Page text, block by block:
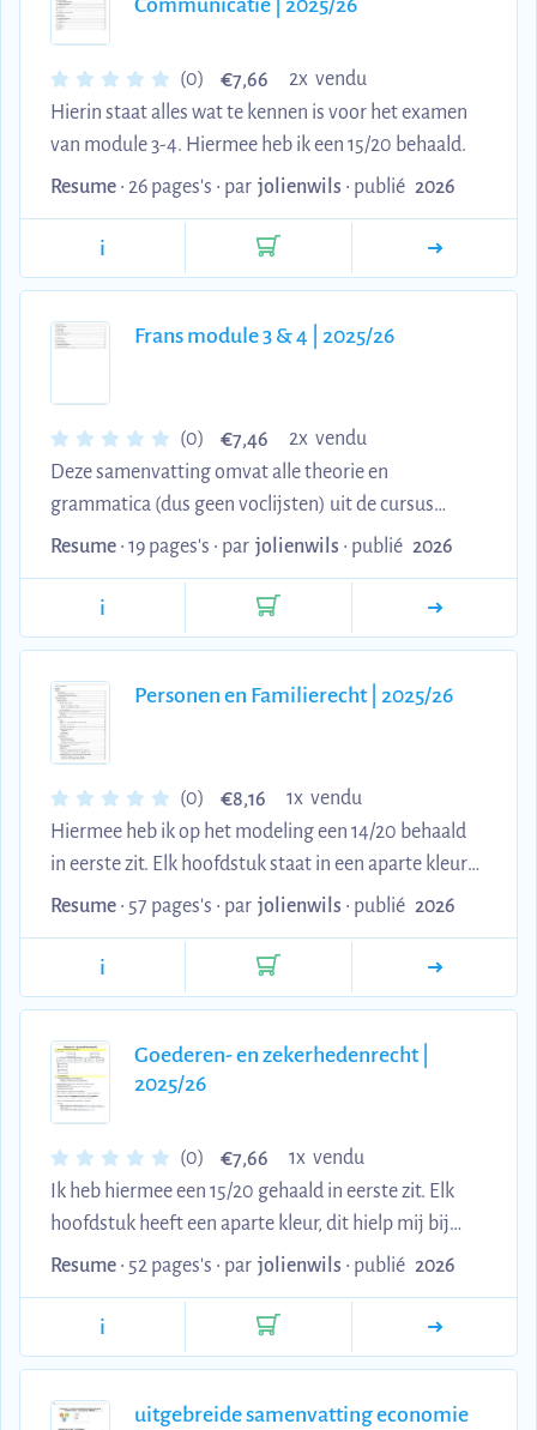
Communicatie | 2025/26
(0) €7,66
2x vendu
Hierin staat alles wat te kennen is voor het examen
van module 3-4. Hiermee heb ik een 15/20 behaald.
Resume • 26 pages's • par jolienwils • publié 2026
i
Frans module 3 & 4 | 2025/26
(0) €7,46
2x vendu
Deze samenvatting omvat alle theorie en
grammatica (dus geen voclijsten) uit de cursus
Frans module 3-4 van het eerste jaar. Hiermee heb ik
Resume • 19 pages's • par jolienwils • publié 2026
i
Personen en Familierecht | 2025/26
(0) €8,16
1x vendu
Hiermee heb ik op het modeling een 14/20 behaald
in eerste zit. Elk hoofdstuk staat in een aparte kleur,
wat mij hielp bij het aanduiden in het wetboek.
Resume • 57 pages's • par jolienwils • publié 2026
i
Goederen- en zekerhedenrecht |
2025/26
(0) €7,66
1x vendu
Ik heb hiermee een 15/20 gehaald in eerste zit. Elk
hoofdstuk heeft een aparte kleur, dit hielp mij bij
het aanduiden in mijn wetboek.
Resume • 52 pages's • par jolienwils • publié 2026
i
uitgebreide samenvatting economie